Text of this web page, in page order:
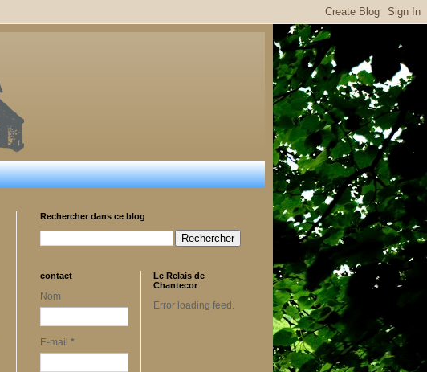
Rechercher dans ce blog
contact
Nom
E-mail *
Le Relais de
Chantecor
Error loading feed.